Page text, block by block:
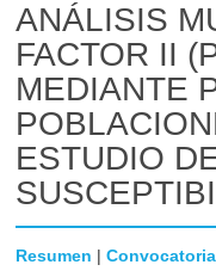
ANÁLISIS
FACTOR II
MEDIANTE
ESTUDIO
Resumen | Convocatoria